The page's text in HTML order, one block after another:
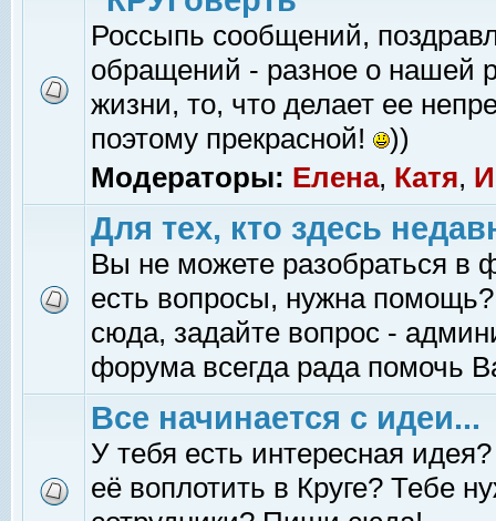
Россыпь сообщений,
обращений - разное о нашей
жизни, то, что делает ее
поэтому прекрасной!
))
Модераторы: Елена, Катя,
Для тех, кто здесь
Вы не можете разобраться в
есть вопросы, нужна помощь?
сюда, задайте вопрос -
форума всегда рада помочь
Все начинается с идеи...
У тебя есть интересная
её воплотить в Круге? Тебе